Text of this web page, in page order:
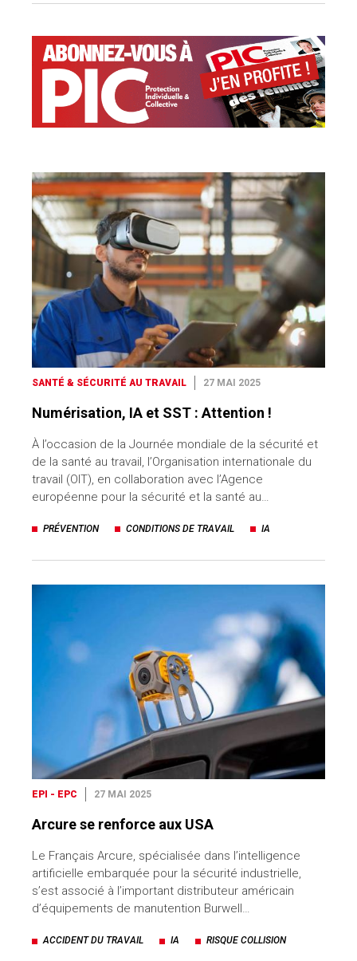
SANTÉ & SÉCURITÉ AU TRAVAIL 27 MAI 2025
Numérisation, IA et SST : Attention !
À l’occasion de la Journée mondiale de la sécurité et
de la santé au travail, l’Organisation internationale du
travail (OIT), en collaboration avec l’Agence
européenne pour la sécurité et la santé au…
PRÉVENTION CONDITIONS DE TRAVAIL IA
EPI - EPC 27 MAI 2025
Arcure se renforce aux USA
Le Français Arcure, spécialisée dans l’intelligence
artificielle embarquée pour la sécurité industrielle,
s’est associé à l’important distributeur américain
d’équipements de manutention Burwell…
ACCIDENT DU TRAVAIL IA RISQUE COLLISION